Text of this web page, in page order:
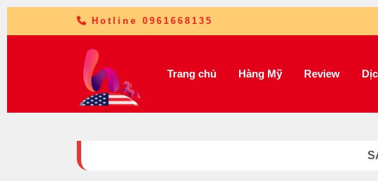
Hotline 0961668135
Trang chủ Hàng Mỹ Review